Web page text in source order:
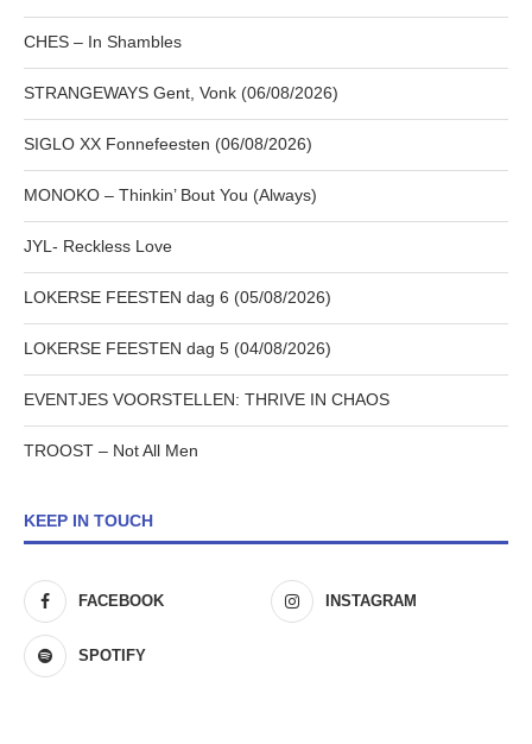
CHES – In Shambles
STRANGEWAYS Gent, Vonk (06/08/2026)
SIGLO XX Fonnefeesten (06/08/2026)
MONOKO – Thinkin’ Bout You (Always)
JYL- Reckless Love
LOKERSE FEESTEN dag 6 (05/08/2026)
LOKERSE FEESTEN dag 5 (04/08/2026)
EVENTJES VOORSTELLEN: THRIVE IN CHAOS
TROOST – Not All Men
KEEP IN TOUCH
FACEBOOK INSTAGRAM
SPOTIFY